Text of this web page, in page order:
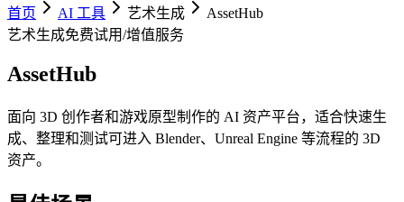
首页
AI 工具 艺术生成
AssetHub
艺术生成免费试用/增值服务
AssetHub
面向 3D 创作者和游戏原型制作的 AI 资产平台，适合快速生
成、整理和测试可进入 Blender、Unreal Engine 等流程的 3D
资产。